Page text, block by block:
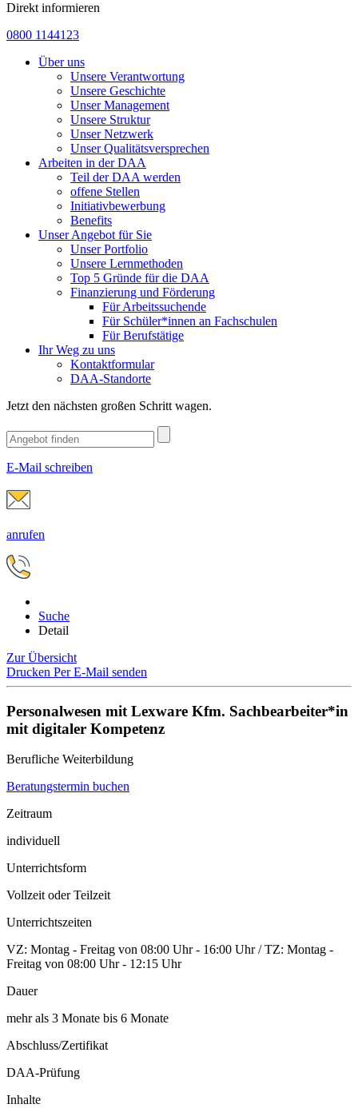
Direkt informieren
0800 1144123
Über uns
Unsere Verantwortung
Unsere Geschichte
Unser Management
Unsere Struktur
Unser Netzwerk
Unser Qualitätsversprechen
Arbeiten in der DAA
Teil der DAA werden
offene Stellen
Initiativbewerbung
Benefits
Unser Angebot für Sie
Unser Portfolio
Unsere Lernmethoden
Top 5 Gründe für die DAA
Finanzierung und Förderung
Für Arbeitssuchende
Für Schüler*innen an Fachschulen
Für Berufstätige
Ihr Weg zu uns
Kontaktformular
DAA-Standorte
Jetzt den nächsten großen Schritt wagen.
E-Mail schreiben
anrufen
Suche
Detail
Zur Übersicht
Drucken Per E-Mail senden
Personalwesen mit Lexware Kfm. Sachbearbeiter*in
mit digitaler Kompetenz
Berufliche Weiterbildung
Beratungstermin buchen
Zeitraum
individuell
Unterrichtsform
Vollzeit oder Teilzeit
Unterrichtszeiten
VZ: Montag - Freitag von 08:00 Uhr - 16:00 Uhr / TZ: Montag -
Freitag von 08:00 Uhr - 12:15 Uhr
Dauer
mehr als 3 Monate bis 6 Monate
Abschluss/Zertifikat
DAA-Prüfung
Inhalte